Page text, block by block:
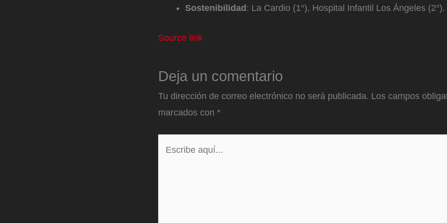
Sostenibilidad : La Cardio (1°), Hospital Infantil Los Ángeles (2°).
Source link
Deja un comentario
Tu dirección de correo electrónico no será publicada. Los campos
marcados con *